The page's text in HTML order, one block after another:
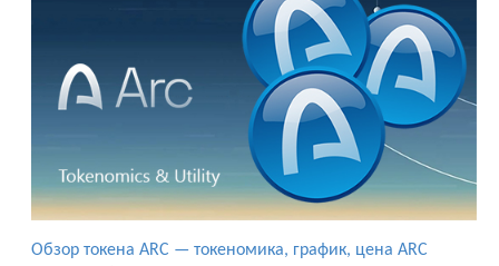
Обзор токена ARC — токеномика, график, цена ARC